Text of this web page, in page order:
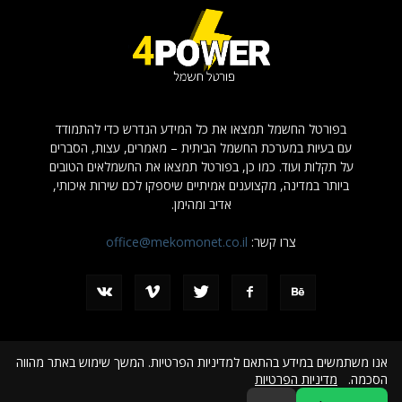
בפורטל החשמל תמצאו את כל המידע הנדרש כדי להתמודד
עם בעיות במערכת החשמל הביתית – מאמרים, עצות, הסברים
על תקלות ועוד. כמו כן, בפורטל תמצאו את החשמלאים הטובים
ביותר במדינה, מקצוענים אמיתיים שיספקו לכם שירות איכותי,
אדיב ומהימן.
צרו קשר: office@mekomonet.co.il
פרסמו אצלנו מחפשים כותבים
אנו משתמשים במידע בהתאם למדיניות הפרטיות. המשך שימוש באתר מהווה
הסכמה. מדיניות הפרטיות